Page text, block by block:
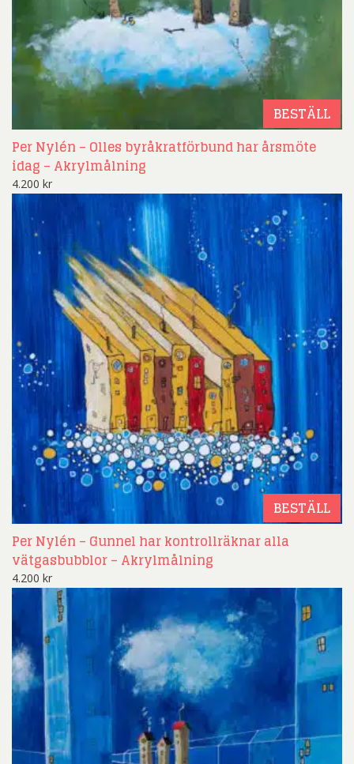
BESTÄLL
Per Nylén – Olles byråkratförbund har årsmöte
idag – Akrylmålning
4.200 kr
BESTÄLL
Per Nylén – Gunnel har kontrollräknar alla
vätgasbubblor – Akrylmålning
4.200 kr